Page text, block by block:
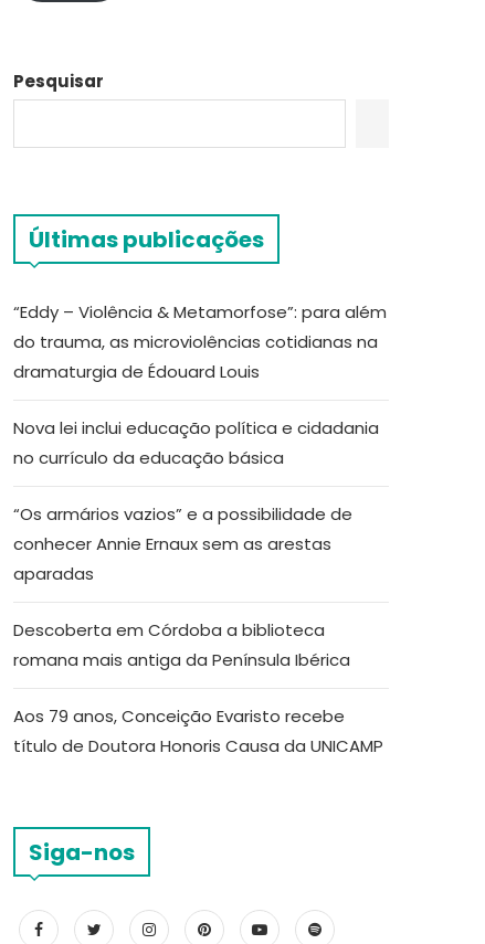
Pesquisar
Últimas publicações
“Eddy – Violência & Metamorfose”: para além
do trauma, as microviolências cotidianas na
dramaturgia de Édouard Louis
Nova lei inclui educação política e cidadania
no currículo da educação básica
“Os armários vazios” e a possibilidade de
conhecer Annie Ernaux sem as arestas
aparadas
Descoberta em Córdoba a biblioteca
romana mais antiga da Península Ibérica
Aos 79 anos, Conceição Evaristo recebe
título de Doutora Honoris Causa da UNICAMP
Siga-nos